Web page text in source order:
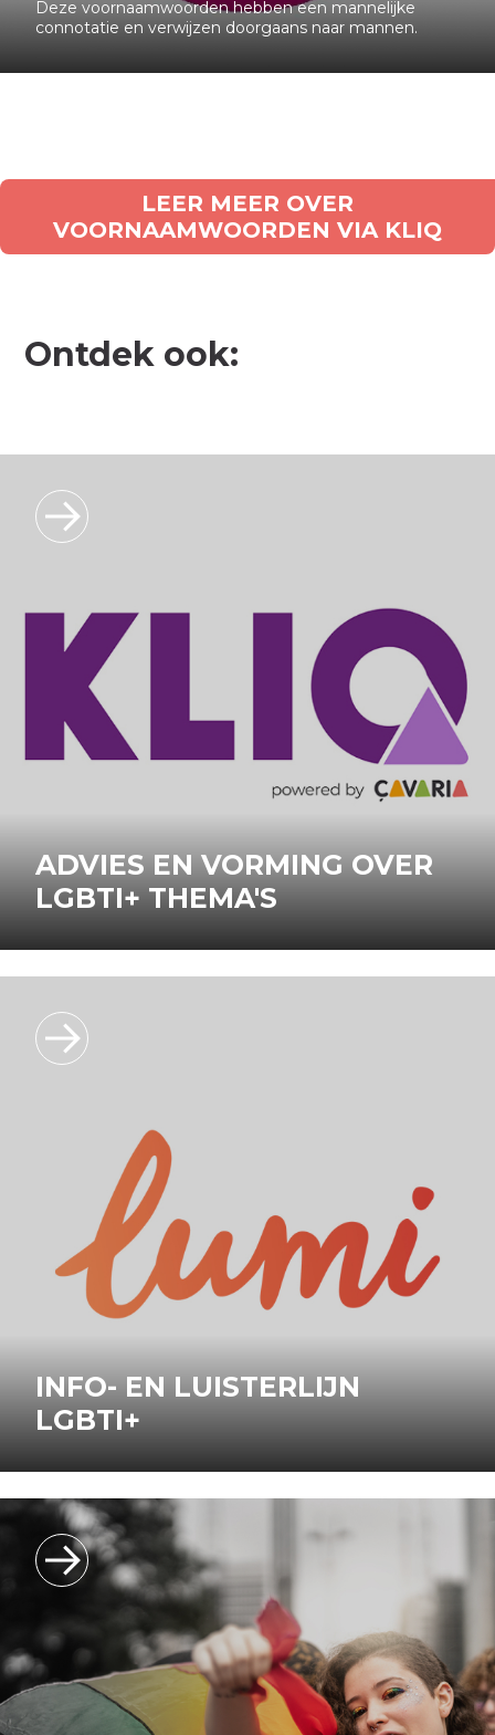
Deze voornaamwoorden hebben een mannelijke
connotatie en verwijzen doorgaans naar mannen.
LEER MEER OVER
VOORNAAMWOORDEN VIA KLIQ
Ontdek ook:
ADVIES EN VORMING OVER
LGBTI+ THEMA'S
INFO- EN LUISTERLIJN
LGBTI+